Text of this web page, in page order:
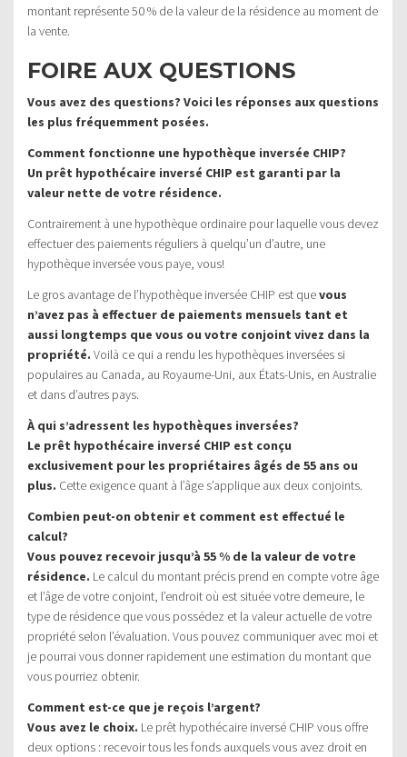
montant représente 50 % de la valeur de la résidence au moment de
la vente.
FOIRE AUX QUESTIONS
Vous avez des questions? Voici les réponses aux questions
les plus fréquemment posées.
Comment fonctionne une hypothèque inversée CHIP?
Un prêt hypothécaire inversé CHIP est garanti par la
valeur nette de votre résidence.
Contrairement à une hypothèque ordinaire pour laquelle vous devez
effectuer des paiements réguliers à quelqu’un d’autre, une
hypothèque inversée vous paye, vous!
Le gros avantage de l’hypothèque inversée CHIP est quevous
n’avez pas à effectuer de paiements mensuels tant et
aussi longtemps que vous ou votre conjoint vivez dans la
propriété. Voilà ce qui a rendu les hypothèques inversées si
populaires au Canada, au Royaume-Uni, aux États-Unis, en Australie
et dans d’autres pays.
À qui s’adressent les hypothèques inversées?
Le prêt hypothécaire inversé CHIP est conçu
exclusivement pour les propriétaires âgés de 55 ans ou
plus. Cette exigence quant à l’âge s’applique aux deux conjoints.
Combien peut-on obtenir et comment est effectué le
calcul?
Vous pouvez recevoir jusqu’à 55 % de la valeur de votre
résidence. Le calcul du montant précis prend en compte votre âge
et l’âge de votre conjoint, l’endroit où est située votre demeure, le
type de résidence que vous possédez et la valeur actuelle de votre
propriété selon l’évaluation. Vous pouvez communiquer avec moi et
je pourrai vous donner rapidement une estimation du montant que
vous pourriez obtenir.
Comment est-ce que je reçois l’argent?
Vous avez le choix. Le prêt hypothécaire inversé CHIP vous offre
deux options : recevoir tous les fonds auxquels vous avez droit en